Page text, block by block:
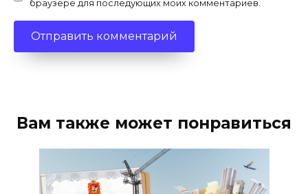
браузере для последующих моих комментариев.
Вам также может понравиться